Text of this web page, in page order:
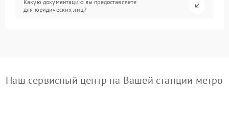
Какую документацию вы предоставляете
для юридических лиц?
Наш сервисный центр на Вашей станции метро